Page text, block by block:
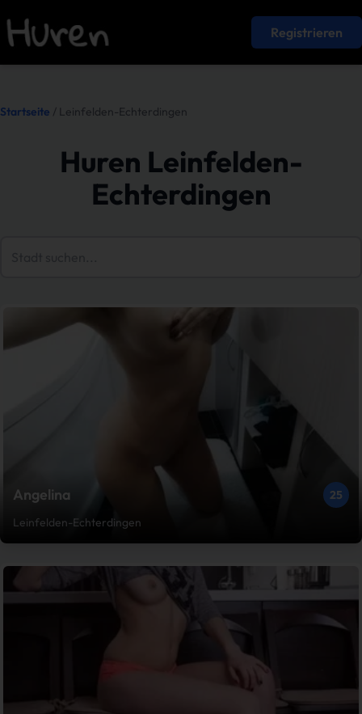
Registrieren
Startseite / Leinfelden-Echterdingen
Huren Leinfelden-
Echterdingen
Angelina
25
Leinfelden-Echterdingen